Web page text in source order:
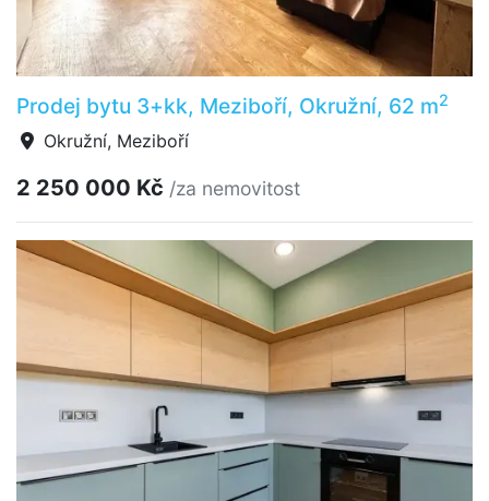
Prodej bytu 3+kk, Meziboří, Okružní, 62 m2
Okružní, Meziboří
2 250 000 Kč /za nemovitost